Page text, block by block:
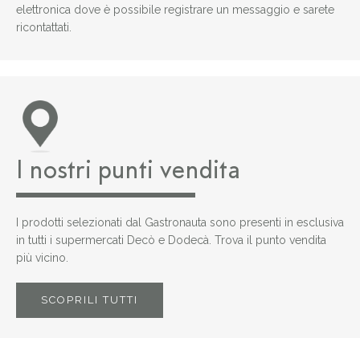
elettronica dove è possibile registrare un messaggio e sarete
ricontattati.
I nostri punti vendita
I prodotti selezionati dal Gastronauta sono presenti in esclusiva
in tutti i supermercati Decò e Dodecà. Trova il punto vendita
più vicino.
SCOPRILI TUTTI